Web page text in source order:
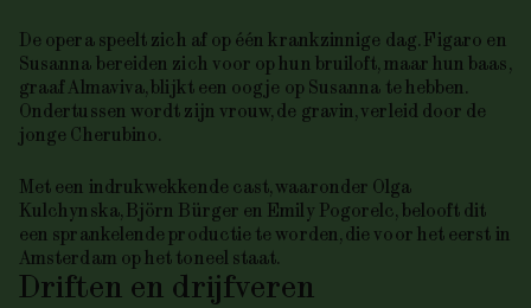
De opera speelt zich af op één krankzinnige dag. Figaro en
Susanna bereiden zich voor op hun bruiloft, maar hun baas,
graaf Almaviva, blijkt een oogje op Susanna te hebben.
Ondertussen wordt zijn vrouw, de gravin, verleid door de
jonge Cherubino.
Met een indrukwekkende cast, waaronder Olga
Kulchynska, Björn Bürger en Emily Pogorelc, belooft dit
een sprankelende productie te worden, die voor het eerst in
Amsterdam op het toneel staat.
Driften en drijfveren